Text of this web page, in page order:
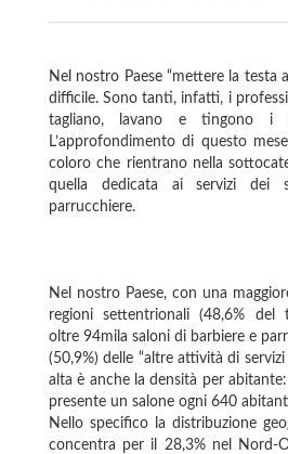
Nel nostro Paese “mettere la testa
difficile. Sono tanti, infatti, i
tagliano, lavano e tingono i
L’approfondimento di questo
coloro che rientrano nella
quella dedicata ai servizi dei
parrucchiere.
Nel nostro Paese, con una
regioni settentrionali (48,6% del
oltre 94mila saloni di barbiere e
(50,9%) delle “altre attività di
alta è anche la densità per
presente un salone ogni 640
Nello specifico la distribuzione
concentra per il 28,3% nel Nord-